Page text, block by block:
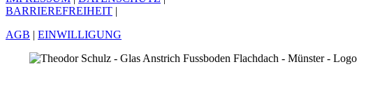
BARRIEREFREIHEIT |
AGB | EINWILLIGUNG